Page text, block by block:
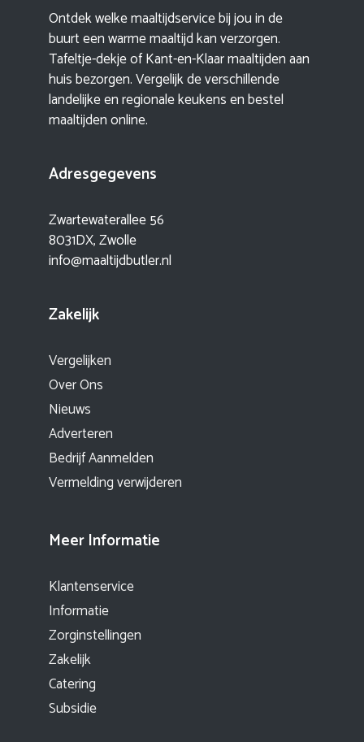
Ontdek welke maaltijdservice bij jou in de
buurt een warme maaltijd kan verzorgen.
Tafeltje-dekje of Kant-en-Klaar maaltijden aan
huis bezorgen. Vergelijk de verschillende
landelijke en regionale keukens en bestel
maaltijden online.
Adresgegevens
Zwartewaterallee 56
8031DX, Zwolle
info@maaltijdbutler.nl
Zakelijk
Vergelijken
Over Ons
Nieuws
Adverteren
Bedrijf Aanmelden
Vermelding verwijderen
Meer Informatie
Klantenservice
Informatie
Zorginstellingen
Zakelijk
Catering
Subsidie